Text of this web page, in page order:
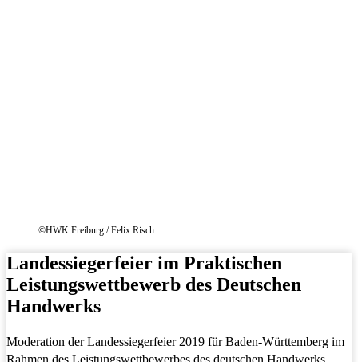
©HWK Freiburg / Felix Risch
Landessiegerfeier im Praktischen
Leistungswettbewerb des Deutschen
Handwerks
Moderation der Landessiegerfeier 2019 für Baden-Württemberg im
Rahmen des Leistungswettbewerbes des deutschen Handwerks.